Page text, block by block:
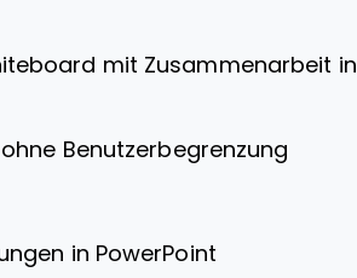
mit Zusammenarbeit in
Benutzerbegrenzung
in PowerPoint